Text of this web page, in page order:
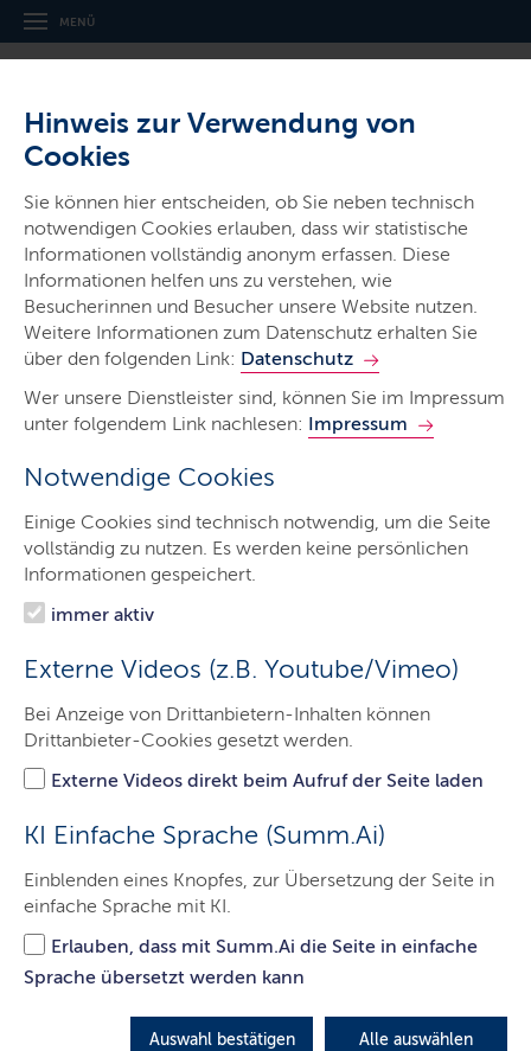
Hinweis zur Verwendung von
Cookies
Sie können hier entscheiden, ob Sie neben technisch
notwendigen Cookies erlauben, dass wir statistische
Informationen vollständig anonym erfassen. Diese
Informationen helfen uns zu verstehen, wie
Besucherinnen und Besucher unsere Website nutzen.
Weitere Informationen zum Datenschutz erhalten Sie
über den folgenden Link: Datenschutz
Wer unsere Dienstleister sind, können Sie im Impressum
unter folgendem Link nachlesen: Impressum
Notwendige Cookies
Einige Cookies sind technisch notwendig, um die Seite
vollständig zu nutzen. Es werden keine persönlichen
Informationen gespeichert.
immer aktiv
Externe Videos (z.B. Youtube/Vimeo)
Bei Anzeige von Drittanbietern-Inhalten können
Drittanbieter-Cookies gesetzt werden.
Externe Videos direkt beim Aufruf der Seite laden
KI Einfache Sprache (Summ.Ai)
Einblenden eines Knopfes, zur Übersetzung der Seite in
einfache Sprache mit KI.
Erlauben, dass mit Summ.Ai die Seite in einfache
Sprache übersetzt werden kann
Auswahl bestätigen Alle auswählen
MENÜ
Landespolizei
Schleswig-Holstein
Ministerien & Behörden
Start
Das sind wir
Onlinewache
Prävention
Verkehrssicherheit
Fahndungen
Das sind wir
LETZTE AKTUALISIERUNG: 11.01.2017